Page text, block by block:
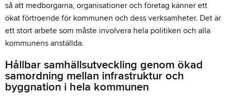
så att medborgarna, organisationer och företag känner ett
ökat förtroende för kommunen och dess verksamheter. Det är
ett stort arbete som måste involvera hela politiken och alla
kommunens anställda.
Hållbar samhällsutveckling genom ökad
samordning mellan infrastruktur och
byggnation i hela kommunen